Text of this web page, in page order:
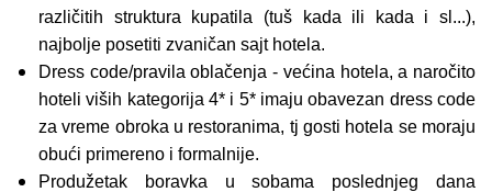
različitih struktura kupatila (tuš kada ili kada i sl...),
najbolje posetiti zvaničan sajt hotela.
Dress code/pravila oblačenja - većina hotela, a naročito
hoteli viših kategorija 4* i 5* imaju obavezan dress code
za vreme obroka u restoranima, tj gosti hotela se moraju
obući primereno i formalnije.
Produžetak boravka u sobama poslednjeg dana